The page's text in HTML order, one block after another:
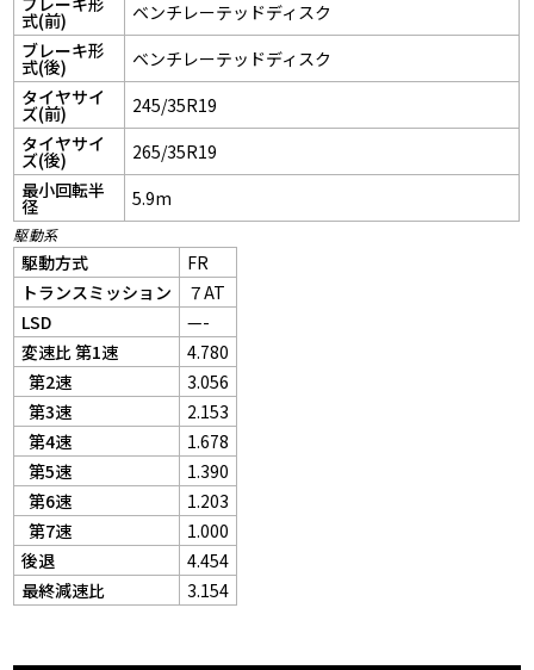
式(前)
ベンチレーテッドディスク
ブレーキ形
式(後)
ベンチレーテッドディスク
タイヤサイ
ズ(前)
245/35R19
タイヤサイ
ズ(後)
265/35R19
最小回転半
径 5.9m
駆動系
駆動方式
FR
トランスミッション
７AT
LSD
—-
変速比 第1速
4.780
第2速
3.056
第3速
2.153
第4速
1.678
第5速
1.390
第6速
1.203
第7速
1.000
後退
4.454
最終減速比
3.154